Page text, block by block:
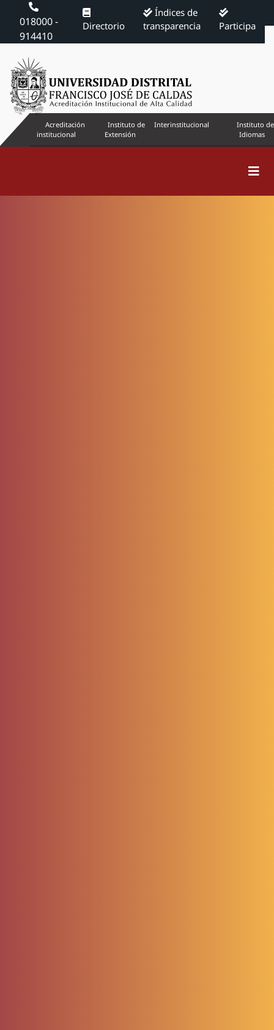
018000 -
914410
Directorio
Índices de
transparencia
Participa
Acreditación
institucional
Instituto de
Extensión
Interinstitucional
Instituto de
Idiomas